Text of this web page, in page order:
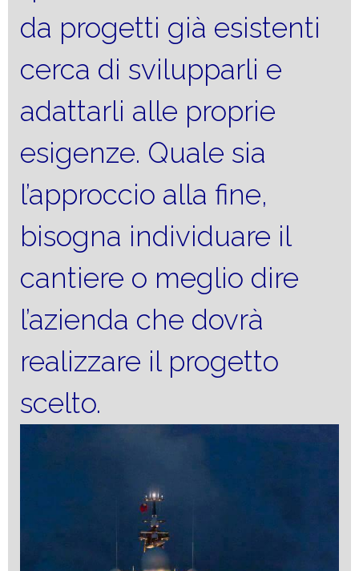
da progetti già esistenti
cerca di svilupparli e
adattarli alle proprie
esigenze. Quale sia
l’approccio alla fine,
bisogna individuare il
cantiere o meglio dire
l’azienda che dovrà
realizzare il progetto
scelto.